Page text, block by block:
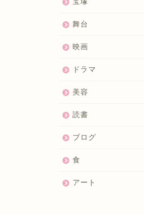
舞台
映画
ドラマ
美容
読書
ブログ
食
アート